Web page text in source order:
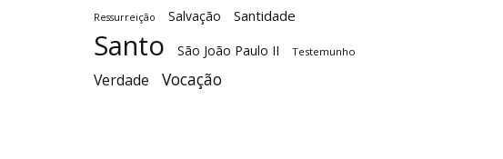
Ressurreição Salvação Santidade
Santo São João Paulo II Testemunho
Verdade Vocação